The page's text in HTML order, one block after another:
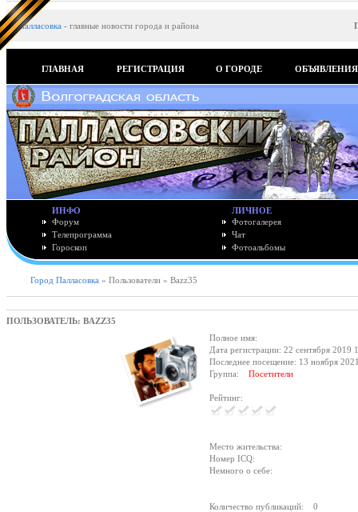
Палласовка - главные новости города и района
ГЛАВНАЯ РЕГИСТРАЦИЯ О ГОРОДЕ ОБЪЯВЛЕНИЯ
ИНФО
Форум
Телепрограмма
Гороскоп
ЛИЧНОЕ
Фотогалерея
Чат
Фотоальбомы
Город Палласовка » Пользователи » Bazz35
ПОЛЬЗОВАТЕЛЬ: BAZZ35
Полное имя:
Дата регистрации: 22 сентября 2019
Последнее посещение: 13 ноября
Группа:Посетители
Рейтинг:
Место жительства:
Номер ICQ:
Немного о себе:
Количество публикаций: 0